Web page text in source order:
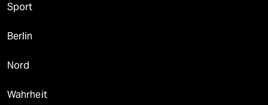
Sport
Berlin
Nord
Wahrheit